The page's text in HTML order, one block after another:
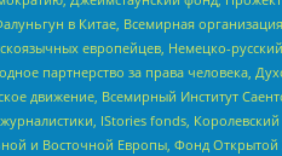
в Китае, Всемирная
европейцев, Немецко-
за права человека,
Всемирный Институт
IStories fonds,
и Восточной Европы, Фонд Открытой